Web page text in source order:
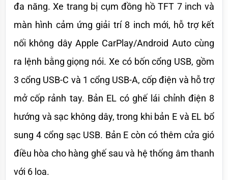
đa năng. Xe trang bị cụm đồng hồ TFT 7 inch và
màn hình cảm ứng giải trí 8 inch mới, hỗ trợ kết
nối không dây Apple CarPlay/Android Auto cùng
ra lệnh bằng giọng nói. Xe có bốn cổng USB, gồm
3 cổng USB-C và 1 cổng USB-A, cốp điện và hỗ trợ
mở cốp rảnh tay. Bản EL có ghế lái chỉnh điện 8
hướng và sạc không dây, trong khi bản E và EL bổ
sung 4 cổng sạc USB. Bản E còn có thêm cửa gió
điều hòa cho hàng ghế sau và hệ thống âm thanh
với 6 loa.